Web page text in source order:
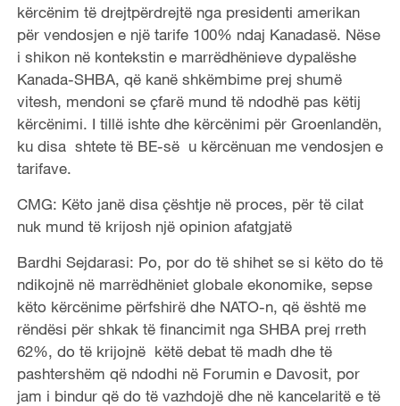
kërcënim të drejtpërdrejtë nga presidenti amerikan
për vendosjen e një tarife 100% ndaj Kanadasë. Nëse
i shikon në kontekstin e marrëdhënieve dypalëshe
Kanada-SHBA, që kanë shkëmbime prej shumë
vitesh, mendoni se çfarë mund të ndodhë pas këtij
kërcënimi. I tillë ishte dhe kërcënimi për Groenlandën,
ku disa shtete të BE-së u kërcënuan me vendosjen e
tarifave.
CMG: Këto janë disa çështje në proces, për të cilat
nuk mund të krijosh një opinion afatgjatë
Bardhi Sejdarasi: Po, por do të shihet se si këto do të
ndikojnë në marrëdhëniet globale ekonomike, sepse
këto kërcënime përfshirë dhe NATO-n, që është me
rëndësi për shkak të financimit nga SHBA prej rreth
62%, do të krijojnë këtë debat të madh dhe të
pashtershëm që ndodhi në Forumin e Davosit, por
jam i bindur që do të vazhdojë dhe në kancelaritë e të